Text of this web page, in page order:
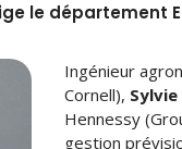
le département
Ingénieur
Cornell),
Hennessy
gestion